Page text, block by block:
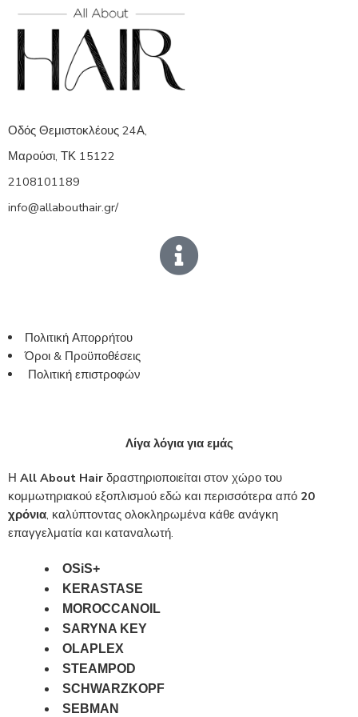
Οδός Θεμιστοκλέους 24Α,
Μαρούσι, ΤΚ 15122
2108101189
info@allabouthair.gr/
Πολιτική Απορρήτου
Όροι & Προϋποθέσεις
Πολιτική επιστροφών
Λίγα λόγια για εμάς
Η All About Hair δραστηριοποιείται στον χώρο του
κομμωτηριακού εξοπλισμού εδώ και περισσότερα από 20
χρόνια, καλύπτοντας ολοκληρωμένα κάθε ανάγκη
επαγγελματία και καταναλωτή.
OSiS+
KERASTASE
MOROCCANOIL
SARYNA KEY
OLAPLEX
STEAMPOD
SCHWARZKOPF
SEBMAN